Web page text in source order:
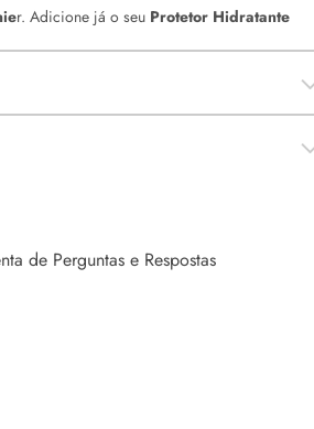
r. Adicione já o seu Protetor Hidratante
de Perguntas e Respostas